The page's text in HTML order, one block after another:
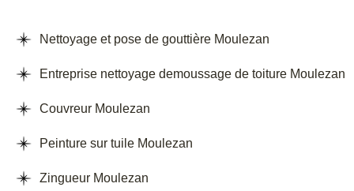
Nettoyage et pose de gouttière Moulezan
Entreprise nettoyage demoussage de toiture Moulezan
Couvreur Moulezan
Peinture sur tuile Moulezan
Zingueur Moulezan